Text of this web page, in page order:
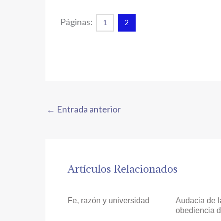
Páginas: 1 2
← Entrada anterior
Artículos Relacionados
Fe, razón y universidad
Audacia de
obediencia